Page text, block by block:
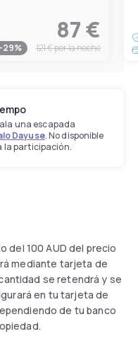
87 €
-29% 121 €por la noche
una escapada
Dayuse. No disponible
la participación.
del 100 AUD del precio
mediante tarjeta de
se retendrá y se
en tu tarjeta de
de tu banco